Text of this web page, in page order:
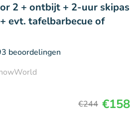
2 + ontbijt + 2-uur skipas
evt. tafelbarbecue of
beoordelingen
€244 €158